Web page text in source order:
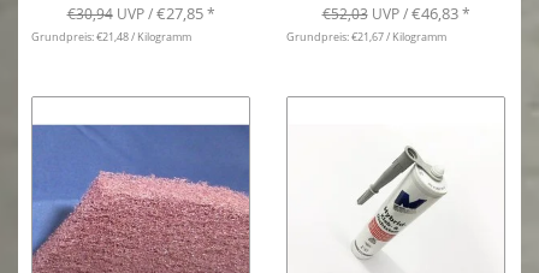
€30,94 UVP /€27,85 *
Grundpreis: €21,48 / Kilogramm
€52,03 UVP /€46,83 *
Grundpreis: €21,67 / Kilogramm